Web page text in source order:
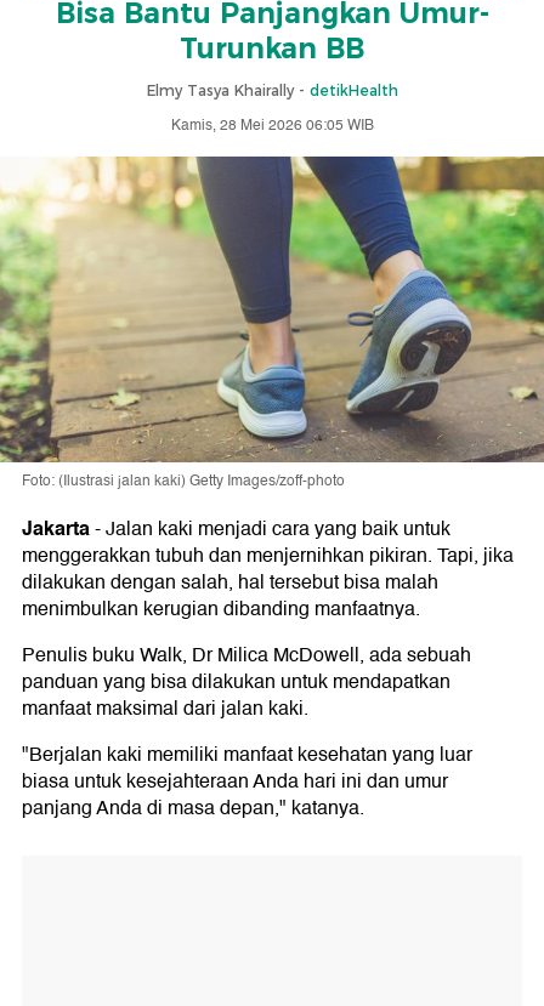
Bisa Bantu Panjangkan Umur-
Turunkan BB
Elmy Tasya Khairally - detikHealth
Kamis, 28 Mei 2026 06:05 WIB
Foto: (Ilustrasi jalan kaki) Getty Images/zoff-photo
Jakarta-Jalan kaki menjadi cara yang baik untuk
menggerakkan tubuh dan menjernihkan pikiran. Tapi, jika
dilakukan dengan salah, hal tersebut bisa malah
menimbulkan kerugian dibanding manfaatnya.
Penulis buku Walk, Dr Milica McDowell, ada sebuah
panduan yang bisa dilakukan untuk mendapatkan
manfaat maksimal dari jalan kaki.
"Berjalan kaki memiliki manfaat kesehatan yang luar
biasa untuk kesejahteraan Anda hari ini dan umur
panjang Anda di masa depan," katanya.